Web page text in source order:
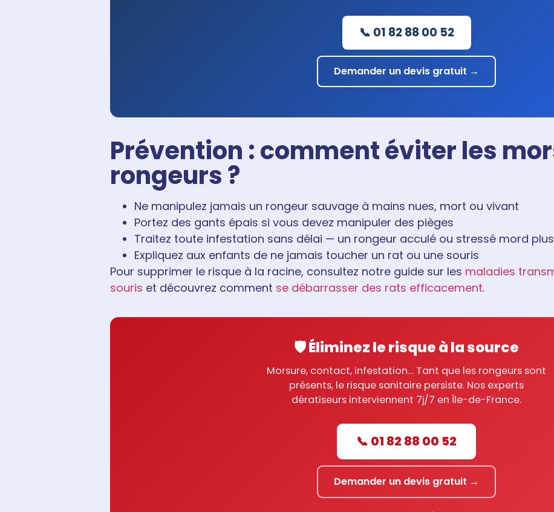
📞 01 82 88 00 52
Demander un devis gratuit →
Prévention : comment éviter les
rongeurs ?
Ne manipulez jamais un rongeur sauvage à mains nues, mort ou vivant
Portez des gants épais si vous devez manipuler des pièges
Traitez toute infestation sans délai — un rongeur acculé ou stressé mord
Expliquez aux enfants de ne jamais toucher un rat ou une souris
Pour supprimer le risque à la racine, consultez notre guide sur les maladies
souris et découvrez comment se débarrasser des rats efficacement.
🛡️ Éliminez le risque à la source
Morsure, contact, infestation… Tant que les rongeurs sont
présents, le risque sanitaire persiste. Nos experts
dératiseurs interviennent 7j/7 en Île-de-France.
📞 01 82 88 00 52
Demander un devis gratuit →